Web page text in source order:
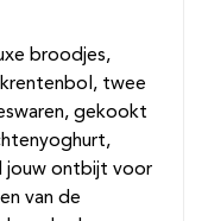
broodjes,
twee
gekookt
jouw ontbijt voor
van de